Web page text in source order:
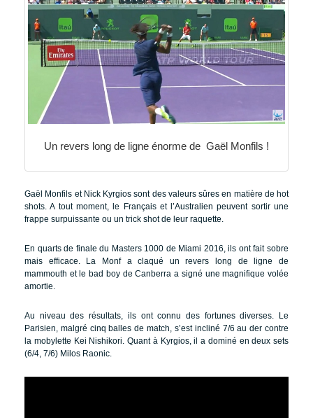
Un revers long de ligne énorme de Gaël Monfils !
Gaël Monfils et Nick Kyrgios sont des valeurs sûres en matière de hot
shots. A tout moment, le Français et l’Australien peuvent sortir une
frappe surpuissante ou un trick shot de leur raquette.
En quarts de finale du Masters 1000 de Miami 2016, ils ont fait sobre
mais efficace. La Monf a claqué un revers long de ligne de
mammouth et le bad boy de Canberra a signé une magnifique volée
amortie.
Au niveau des résultats, ils ont connu des fortunes diverses. Le
Parisien, malgré cinq balles de match, s’est incliné 7/6 au der contre
la mobylette Kei Nishikori. Quant à Kyrgios, il a dominé en deux sets
(6/4, 7/6) Milos Raonic.